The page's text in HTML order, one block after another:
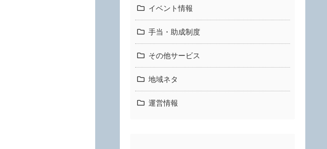
イベント情報
手当・助成制度
その他サービス
地域ネタ
運営情報